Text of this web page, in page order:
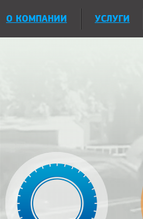
О КОМПАНИИ УСЛУГИ